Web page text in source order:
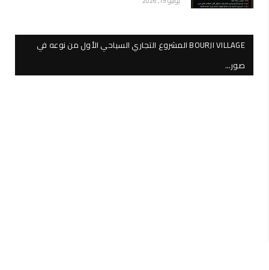
BOURJI VILLAGE المشروع التجاري السياحي الأول من نوعه في
صور…